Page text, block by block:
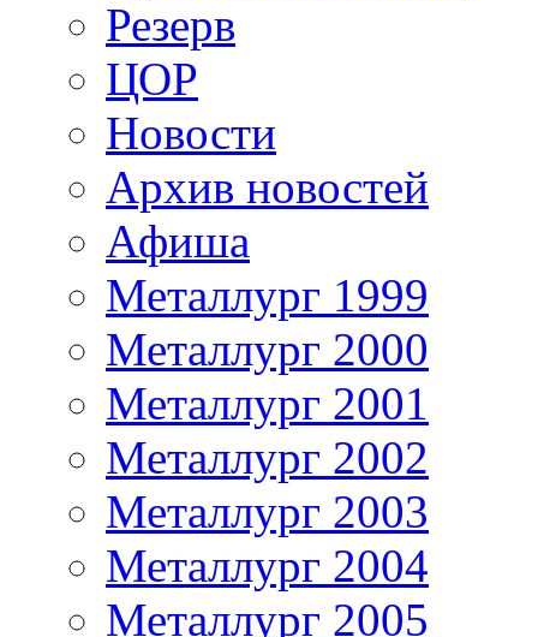
Резерв
ЦОР
Новости
Архив новостей
Афиша
Металлург 1999
Металлург 2000
Металлург 2001
Металлург 2002
Металлург 2003
Металлург 2004
Металлург 2005